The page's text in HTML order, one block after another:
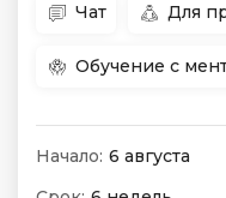
Чат Для
Обучение с
Начало: 6 августа